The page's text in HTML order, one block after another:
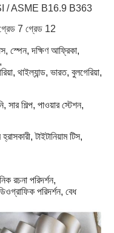
/ ASME B16.9 B363
গ্রেড 7 গ্রেড 12
স্পেন, দক্ষিণ আফ্রিকা,
থাইল্যান্ড, ভারত, বুলগেরিয়া,
সার শিল্প, পাওয়ার স্টেশন,
টাইটানিয়াম টিস,
রচনা পরিদর্শন,
পরিদর্শন, বেধ